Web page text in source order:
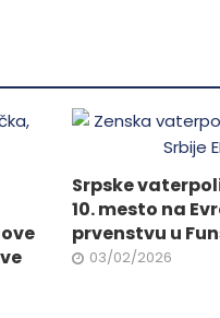
biti
izabrane
proizvoda.Srpske
10. mesto na
prvenstvu u
03/02/2026